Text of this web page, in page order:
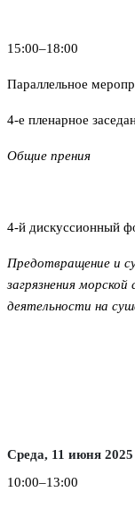
15:00–18:00
Параллельное
4-е пленарное
Общие прения
4-й дискуссионный
Предотвращение и
загрязнения
деятельности на
Среда, 11 июня 2025
10:00–13:00